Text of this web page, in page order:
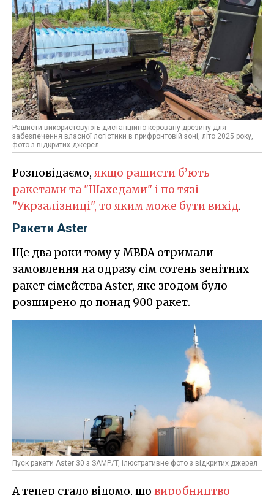
Рашисти використовують дистанційно керовану дрезину для
забезпечення власної логістики в прифронтовій зоні, літо 2025 року,
фото з відкритих джерел
Розповідаємо, якщо рашисти б’ють
ракетами та "Шахедами" і по тязі
"Укрзалізниці", то яким може бути вихід.
Ракети Aster
Ще два роки тому у MBDA отримали
замовлення на одразу сім сотень зенітних
ракет сімейства Aster, яке згодом було
розширено до понад 900 ракет.
Пуск ракети Aster 30 з SAMP/T, ілюстративне фото з відкритих джерел
А тепер стало відомо, що виробництво